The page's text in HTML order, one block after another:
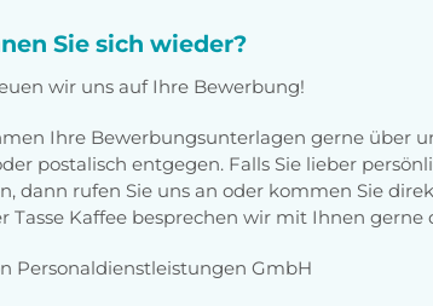
Sie sich wieder?
wir uns auf Ihre Bewerbung!
Ihre Bewerbungsunterlagen gerne über
postalisch entgegen. Falls Sie lieber
dann rufen Sie uns an oder kommen Sie
Tasse Kaffee besprechen wir mit Ihnen gerne
Personaldienstleistungen GmbH